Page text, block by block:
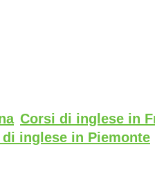
Corsi di inglese in
inglese in Piemonte